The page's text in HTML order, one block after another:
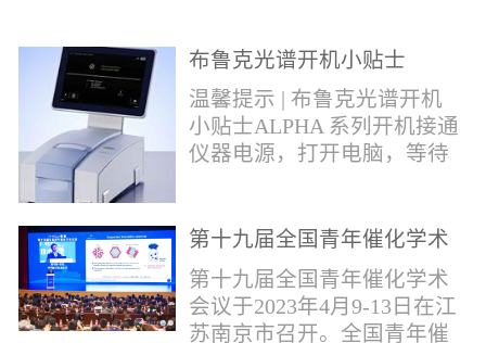
赴，助力打击芬太尼类毒
品，为您提供快速检测解决
方案！针对芬太尼类毒品的
快速分析，布鲁克推出红外
快速鉴定解决方案。包含
爱；离不开每一个合作伙伴
的支持和帮助。衷心感谢每
一位支持和帮助过我们的用
户---朋友。在下个十年，赫
作伙伴携手共进，共同发
布鲁克光谱开机小贴士
温馨提示 | 布鲁克光谱开机
小贴士ALPHA 系列开机接通
仪器电源，打开电脑，等待
右下角指示灯，点击第三个
现提示：湿度值超出范围，
需要更换干燥剂；检查信号
第十九届全国青年催化学术
会议
第十九届全国青年催化学术
会议于2023年4月9-13日在江
苏南京市召开。全国青年催